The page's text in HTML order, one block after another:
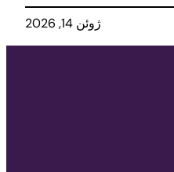
ژوئن 14, 2026